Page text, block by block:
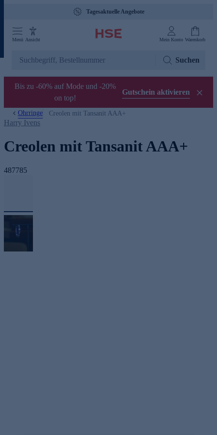
Tagesaktuelle Angebote
Menü Ansicht Mein Konto Warenkorb
Suchen
Bis zu -60% auf Mode und -20%
on top!
Gutschein aktivieren
Ohrringe Creolen mit Tansanit AAA+
Harry Ivens
Creolen mit Tansanit AAA+
487785